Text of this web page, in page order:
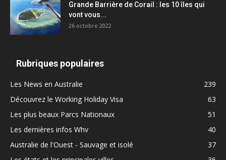
Grande Barrière de Corail : les 10 îles qui
vont vous...
26 octobre 2022
Rubriques populaires
Les News en Australie
239
Découvrez le Working Holiday Visa
63
Les plus beaux Parcs Nationaux
51
Les dernières infos Whv
40
Australie de l'Ouest - Sauvage et isolé
37